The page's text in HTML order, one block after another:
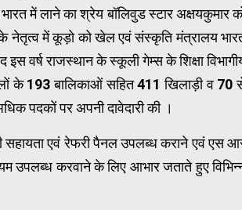
में लाने का श्रेय बॉलिवुड स्टार अक्षयकुमार
नेतृत्व में कूड़ो को खेल एवं संस्कृति मंत्रालय
वर्ष राजस्थान के स्कूली गेम्स के शिक्षा
के 193 बालिकाओं सहित 411 खिलाड़ी व 70
पदकों पर अपनी दावेदारी की ।
सहायता एवं रेफरी पैनल उपलब्ध कराने एवं एस
उपलब्ध करवाने के लिए आभार जताते हुए